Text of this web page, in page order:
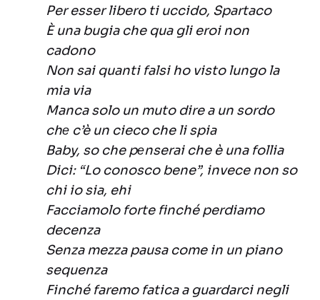
Per esser libero ti uccido, Spartaco
È una bugia che qua gli eroi non
cadono
Non sai quanti falsi ho visto lungo la
mia via
Manca solo un muto dire a un sordo
chе c’è un cieco che li spia
Baby, so che pеnserai che è una follia
Dici: “Lo conosco bene”, invece non so
chi io sia, ehi
Facciamolo forte finché perdiamo
decenza
Senza mezza pausa come in un piano
sequenza
Finché faremo fatica a guardarci negli